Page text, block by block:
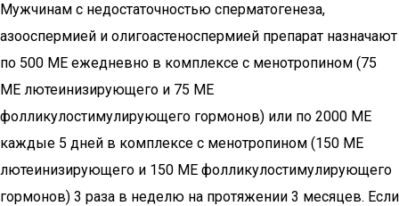
Мужчинам с недостаточностью сперматогенеза,
азооспермией и олигоастеноспермией препарат назначают
по 500 МЕ ежедневно в комплексе с менотропином (75
МЕ лютеинизирующего и 75 МЕ
фолликулостимулирующего гормонов) или по 2000 МЕ
каждые 5 дней в комплексе с менотропином (150 МЕ
лютеинизирующего и 150 МЕ фолликулостимулирующего
гормонов) 3 раза в неделю на протяжении 3 месяцев. Если